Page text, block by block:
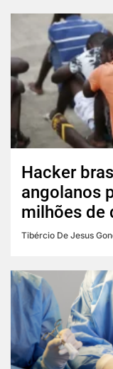
Hacker
angolanos
milhões de
Tibércio De Jesus